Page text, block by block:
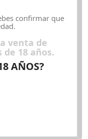
confirmar que
venta de
18 años.
AÑOS?